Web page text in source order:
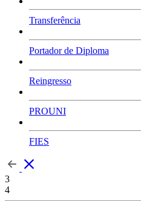
Transferência
Portador de Diploma
Reingresso
PROUNI
FIES
3
4